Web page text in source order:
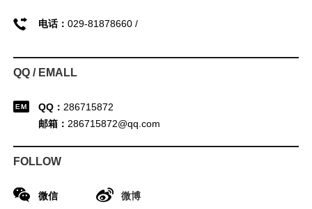
电话： 029-81878660 /
QQ / EMALL
QQ： 286715872
邮箱： 286715872@qq.com
FOLLOW
微信 微博